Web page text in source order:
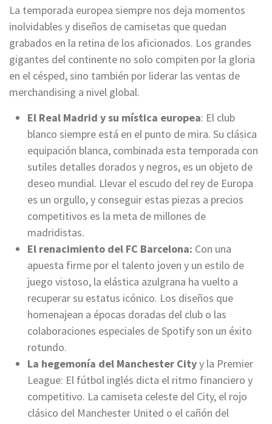
La temporada europea siempre nos deja momentos
inolvidables y diseños de camisetas que quedan
grabados en la retina de los aficionados. Los grandes
gigantes del continente no solo compiten por la gloria
en el césped, sino también por liderar las ventas de
merchandising a nivel global.
El Real Madrid y su mística europea: El club
blanco siempre está en el punto de mira. Su clásica
equipación blanca, combinada esta temporada con
sutiles detalles dorados y negros, es un objeto de
deseo mundial. Llevar el escudo del rey de Europa
es un orgullo, y conseguir estas piezas a precios
competitivos es la meta de millones de
madridistas.
El renacimiento del FC Barcelona: Con una
apuesta firme por el talento joven y un estilo de
juego vistoso, la elástica azulgrana ha vuelto a
recuperar su estatus icónico. Los diseños que
homenajean a épocas doradas del club o las
colaboraciones especiales de Spotify son un éxito
rotundo.
La hegemonía del Manchester Cityy la Premier
League: El fútbol inglés dicta el ritmo financiero y
competitivo. La camiseta celeste del City, el rojo
clásico del Manchester United o el cañón del